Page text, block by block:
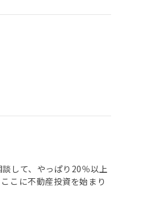
して、やっぱり20％以上
こに不動産投資を始まり